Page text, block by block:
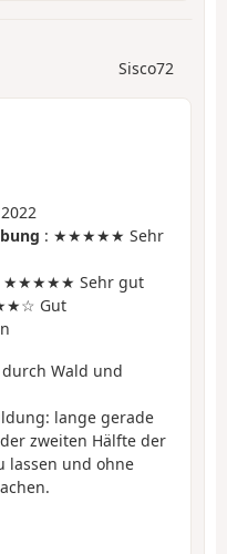
Sisco72
: ★★★★★ Sehr
★★★★★ Sehr gut
Gut
Wald und
lange gerade
zweiten Hälfte der
lassen und ohne